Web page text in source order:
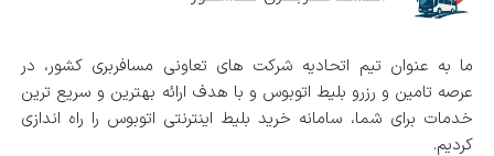
ما به عنوان تیم اتحادیه شرکت های تعاونی مسافربری کشور، در
عرصه تامین و رزرو بلیط اتوبوس و با هدف ارائه بهترین و سریع ترین
خدمات برای شما، سامانه خرید بلیط اینترنتی اتوبوس را راه اندازی
کردیم.